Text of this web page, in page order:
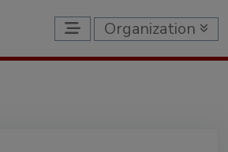
Organization